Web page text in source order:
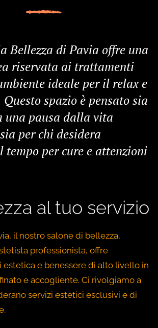
Bellezza di Pavia offre una
riservata ai trattamenti
ideale per il relax e
Questo spazio è pensato sia
una pausa dalla vita
per chi desidera
tempo per cure e attenzioni
al tuo servizio
il nostro salone di bellezza,
professionista, offre
estetica e benessere di alto livello in
e accogliente. Ci rivolgiamo a
servizi estetici esclusivi e di